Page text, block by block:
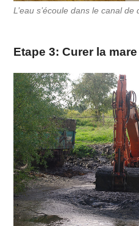
L’eau s’écoule dans le canal
Etape 3: Curer la mare